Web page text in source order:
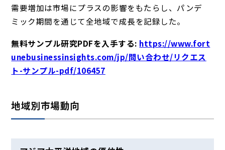
需要増加は市場にプラスの影響をもたらし、パンデ
ミック期間を通じて全地域で成長を記録した。
無料サンプル研究PDFを入手する: https://www.fort
unebusinessinsights.com/jp/問い合わせ/リクエス
ト-サンプル-pdf/106457
地域別市場動向